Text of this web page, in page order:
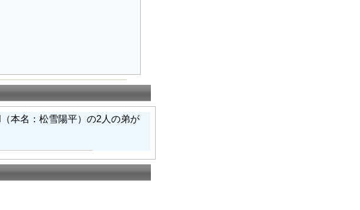
（本名：松雪陽平）の2人の弟が